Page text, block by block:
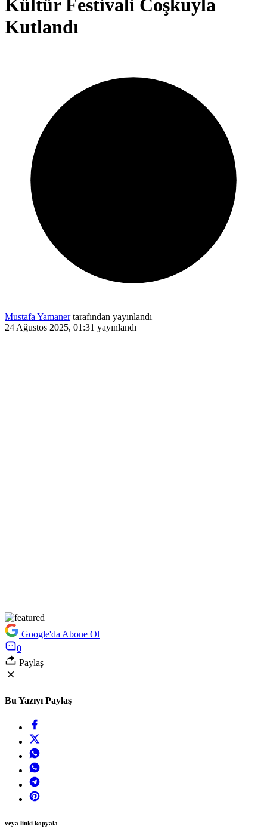
Kültür Festivali Coşkuyla
Kutlandı
Mustafa Yamanertarafından yayınlandı
24 Ağustos 2025, 01:31 yayınlandı
Google'da Abone Ol
0
Paylaş
Bu Yazıyı Paylaş
veya linki kopyala